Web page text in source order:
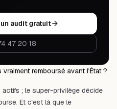
audit gratuit
47 20 18
remboursé avant l'État ?
; le super-privilège décide
Et c'est là que le